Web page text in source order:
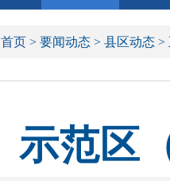
首页 > 要闻动态 > 县区动态 >
示范区